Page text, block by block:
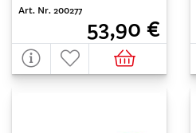
Art. Nr. 200277
53,90 €